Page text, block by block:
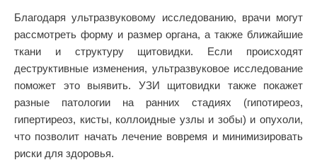
Благодаря ультразвуковому исследованию, врачи могут
рассмотреть форму и размер органа, а также ближайшие
ткани и структуру щитовидки. Если происходят
деструктивные изменения, ультразвуковое исследование
поможет это выявить. УЗИ щитовидки также покажет
разные патологии на ранних стадиях (гипотиреоз,
гипертиреоз, кисты, коллоидные узлы и зобы) и опухоли,
что позволит начать лечение вовремя и минимизировать
риски для здоровья.